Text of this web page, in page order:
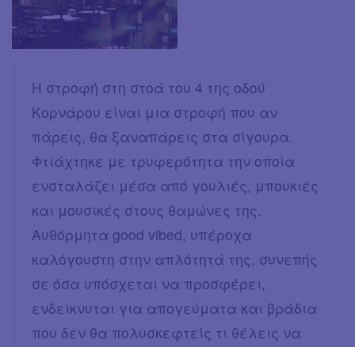
Η στροφή στη στοά του 4 της οδού
Κορνάρου είναι μια στροφή που αν
πάρεις, θα ξαναπάρεις στα σίγουρα.
Φτιάχτηκε με τρυφερότητα την οποία
ενσταλάζει μέσα από γουλιές, μπουκιές
και μουσικές στους θαμώνες της.
Αυθόρμητα good vibed, υπέροχα
καλόγουστη στην απλότητά της, συνεπής
σε όσα υπόσχεται να προσφέρει,
ενδείκνυται για απογεύματα και βράδια
που δεν θα πολυσκεφτείς τι θέλεις να